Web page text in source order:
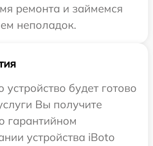
ремонта и займемся
неполадок.
устройство будет готово
Вы получите
гарантийном
устройства iBoto